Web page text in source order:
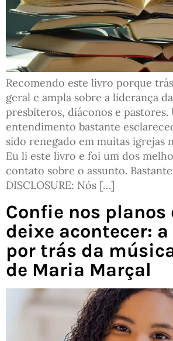
Recomendo este livro porque
geral e ampla sobre a liderança
presbíteros, diáconos e pastores.
entendimento bastante
sido renegado em muitas igrejas
Eu li este livro e foi um dos
contato sobre o assunto.
DISCLOSURE: Nós […]
Confie nos planos
deixe acontecer:
por trás da música
de Maria Marçal